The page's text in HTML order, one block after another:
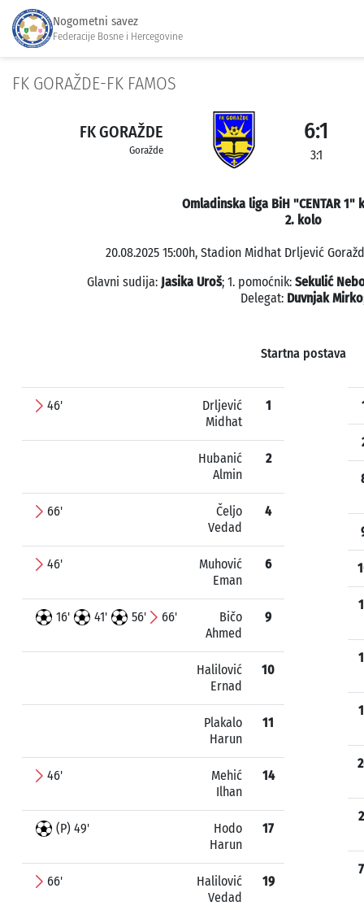
Nogometni savez
Federacije Bosne i Hercegovine
FK GORAŽDE-FK FAMOS
FK GORAŽDE
Goražde
6:1
3:1
Omladinska liga BiH "CENTAR 1"
2. kolo
20.08.2025 15:00h, Stadion Midhat Drljević
Glavni sudija: Jasika Uroš; 1. pomoćnik: Sekulić
Delegat: Duvnjak Mirko
Startna postava
46'
Drljević
Midhat
1
Hubanić
Almin
2
66'
Čeljo
Vedad
4
46'
Muhović
Eman
6
16' 41' 56' 66'
Bičo
Ahmed
9
Halilović
Ernad
10
Plakalo
Harun
11
46'
Mehić
Ilhan
14
(P) 49'
Hodo
Harun
17
66'
Halilović
Vedad
19